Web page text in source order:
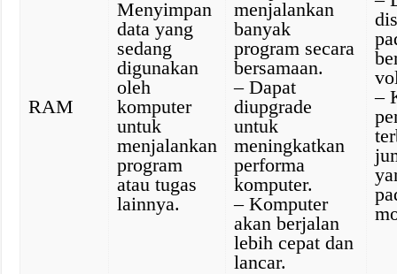
RAM
Menyimpan
data yang
sedang
digunakan
oleh
komputer
untuk
menjalankan
program
atau tugas
lainnya.
menjalankan
banyak
program secara
bersamaan.
– Dapat
diupgrade
untuk
meningkatkan
performa
komputer.
– Komputer
akan berjalan
lebih cepat dan
lancar.
–